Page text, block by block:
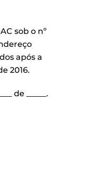
sob o nº
após a
2016.
de _____.